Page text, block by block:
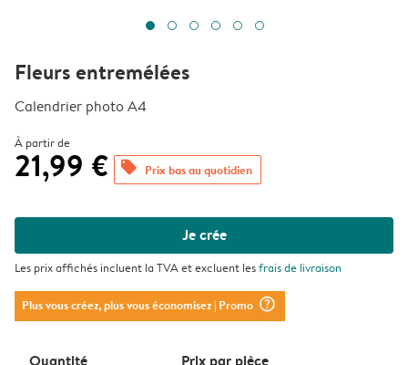
Fleurs entremélées
Calendrier photo A4
À partir de
21,99 € offers Prix bas au quotidien
Je crée
Les prix affichés incluent la TVA et excluent lesfrais de livraison
Plus vous créez, plus vous économisez| Promo question_mark_circle
Quantité Prix ​​par pièce